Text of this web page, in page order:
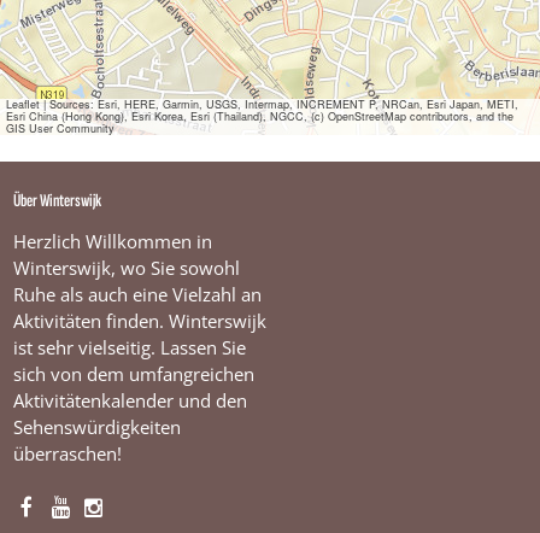
M
a
k
e
l
a
Leaflet|Sources: Esri, HERE, Garmin, USGS, Intermap, INCREMENT P, NRCan, Esri Japan, METI,
Esri China (Hong Kong), Esri Korea, Esri (Thailand), NGCC, (c) OpenStreetMap contributors, and the
GIS User Community
Über Winterswijk
Herzlich Willkommen in
Winterswijk, wo Sie sowohl
Ruhe als auch eine Vielzahl an
Aktivitäten finden. Winterswijk
ist sehr vielseitig. Lassen Sie
sich von dem umfangreichen
Aktivitätenkalender und den
Sehenswürdigkeiten
überraschen!
F
Y
I